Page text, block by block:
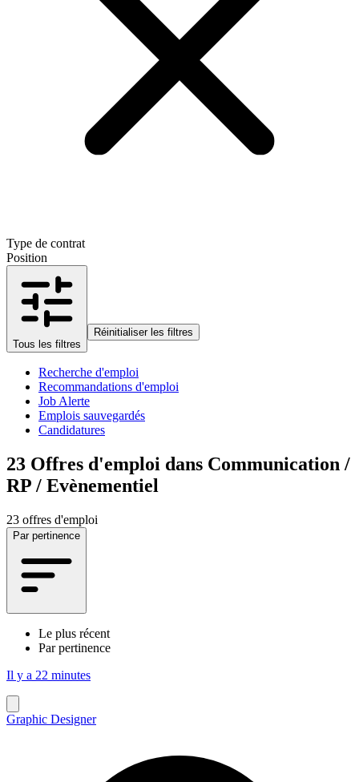
Type de contrat
Position
Tous les filtres
Réinitialiser les filtres
Recherche d'emploi
Recommandations d'emploi
Job Alerte
Emplois sauvegardés
Candidatures
23 Offres d'emploi dans Communication /
RP / Evènementiel
23 offres d'emploi
Par pertinence
Le plus récent
Par pertinence
Il y a 22 minutes
Graphic Designer